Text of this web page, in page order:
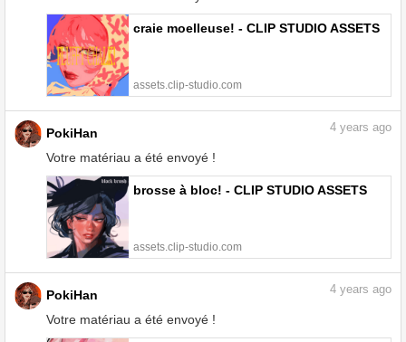
craie moelleuse! - CLIP STUDIO ASSETS
assets.clip-studio.com
PokiHan
Votre matériau a été envoyé !
4 years ago
brosse à bloc! - CLIP STUDIO ASSETS
assets.clip-studio.com
PokiHan
Votre matériau a été envoyé !
4 years ago